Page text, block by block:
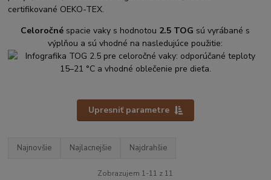
certifikované OEKO-TEX.
Celoročné spacie vaky s hodnotou 2.5 TOG sú vyrábané s
výplňou a sú vhodné na nasledujúce použitie:
Upresniť parametre
Najnovšie Najlacnejšie Najdrahšie
Zobrazujem 1-11 z 11